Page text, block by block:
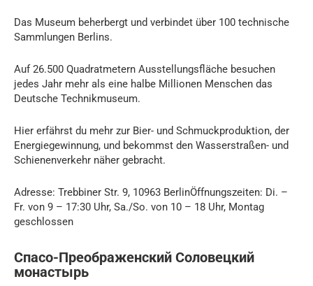
Das Museum beherbergt und verbindet über 100 technische
Sammlungen Berlins.
Auf 26.500 Quadratmetern Ausstellungsfläche besuchen
jedes Jahr mehr als eine halbe Millionen Menschen das
Deutsche Technikmuseum.
Hier erfährst du mehr zur Bier- und Schmuckproduktion, der
Energiegewinnung, und bekommst den Wasserstraßen- und
Schienenverkehr näher gebracht.
Adresse: Trebbiner Str. 9, 10963 BerlinÖffnungszeiten: Di. –
Fr. von 9 – 17:30 Uhr, Sa./So. von 10 – 18 Uhr, Montag
geschlossen
Спасо-Преображенский Соловецкий
монастырь